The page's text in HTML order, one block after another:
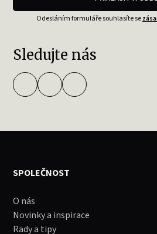
Odesláním formuláře souhlasíte se
Sledujte nás
SPOLEČNOST
O nás
Novinky a inspirace
Rady a tipy